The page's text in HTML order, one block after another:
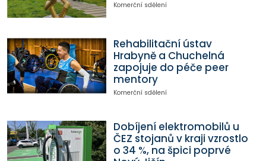
Komerční sdělení
Rehabilitační ústav
Hrabyně a Chuchelná
zapojuje do péče peer
mentory
Komerční sdělení
Dobíjení elektromobilů u
ČEZ stojanů v kraji vzrostlo
o 34 %, na špici poprvé